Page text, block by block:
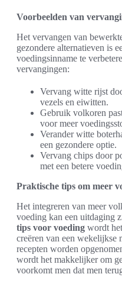
Voorbeelden van
Het vervangen van
gezondere alternatieven is
voedingsinname te
vervangingen:
Vervang witte rijst
vezels en eiwitten.
Gebruik volkoren
voor meer
Verander witte
een gezondere optie.
Vervang chips door
met een betere
Praktische tips om meer
Het integreren van meer
voeding kan een uitdaging
tips voor voeding wordt
creëren van een
recepten worden
wordt het makkelijker om
voorkomt men dat men